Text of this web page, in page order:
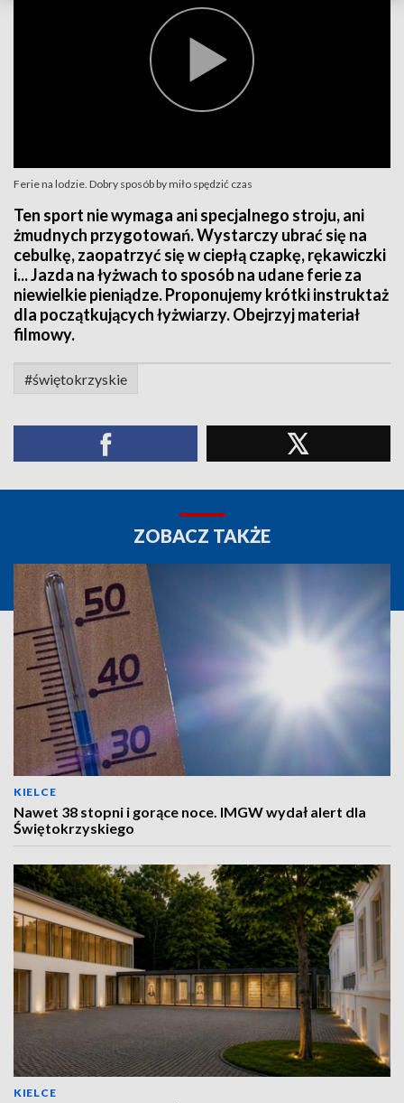
Ferie na lodzie. Dobry sposób by miło spędzić czas
Ten sport nie wymaga ani specjalnego stroju, ani
żmudnych przygotowań. Wystarczy ubrać się na
cebulkę, zaopatrzyć się w ciepłą czapkę, rękawiczki
i... Jazda na łyżwach to sposób na udane ferie za
niewielkie pieniądze. Proponujemy krótki instruktaż
dla początkujących łyżwiarzy. Obejrzyj materiał
filmowy.
#świętokrzyskie
ZOBACZ TAKŻE
KIELCE
Nawet 38 stopni i gorące noce. IMGW wydał alert dla
Świętokrzyskiego
KIELCE